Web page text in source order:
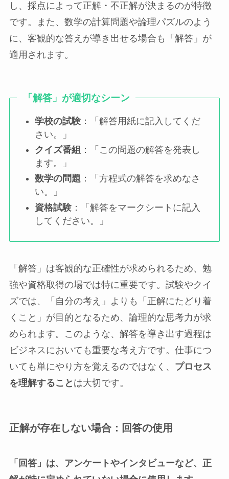
し、採点によって正解・不正解が決まるのが特徴
です。また、数学の計算問題や論理パズルのよう
に、客観的な答えが導き出せる場合も「解答」が
適用されます。
「解答」が適切なシーン
学校の試験 ：「解答用紙に記入してくだ
さい。」
クイズ番組 ：「この問題の解答を発表し
ます。」
数学の問題 ：「方程式の解答を求めなさ
い。」
資格試験 ：「解答をマークシートに記入
してください。」
「解答」は客観的な正確性が求められるため、勉
強や資格取得の場では特に重要です。試験やクイ
ズでは、「自分の考え」よりも「正解にたどり着
くこと」が目的となるため、論理的な思考力が求
められます。このような、解答を導き出す過程は
ビジネスにおいても重要な考え方です。仕事につ
いても単にやり方を覚えるのではなく、 プロセス
を理解すること は大切です。
正解が存在しない場合：回答の使用
「回答」は、アンケートやインタビューなど、正